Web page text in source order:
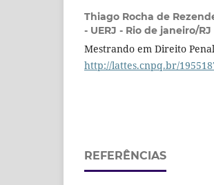
Thiago Rocha de
- UERJ - Rio de janeiro/RJ
Mestrando em Direito
http://lattes.cnpq.br/
REFERÊNCIAS